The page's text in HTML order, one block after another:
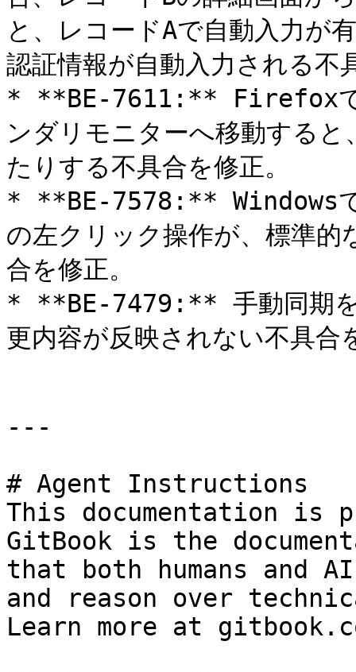
と、レコードAで自動入力が
認証情報が自動入力される不
* **BE-7611:** Firefoxで
ンダリモニターへ移動する
たりする不具合を修正。
* **BE-7578:** Windowsで
の左クリック操作が、標準
合を修正。
* **BE-7479:** 手動同期を
更内容が反映されない不具合
---
# Agent Instructions
This documentation is
GitBook is the
that both humans and
and reason over
Learn more at